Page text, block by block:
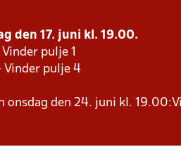
den 17. juni kl. 19.00.
pulje 1
Vinder pulje 4
onsdag den 24. juni kl.